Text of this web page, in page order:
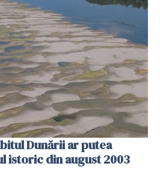
Dunării ar putea
istoric din august 2003